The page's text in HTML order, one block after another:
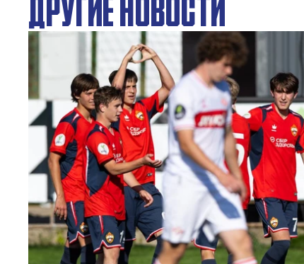
ДРУГИЕ НОВОСТИ
ЮФЛ: Московское дерби на «Октябре»